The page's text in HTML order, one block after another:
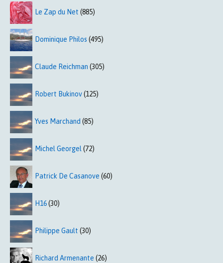
Le Zap du Net (885)
Dominique Philos (495)
Claude Reichman (305)
Robert Bukinov(125)
Yves Marchand (85)
Michel Georgel (72)
Patrick De Casanove (60)
H16(30)
Philippe Gault (30)
Richard Armenante (26)